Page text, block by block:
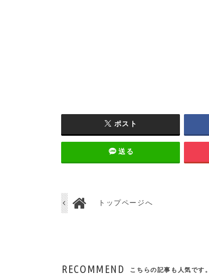
ポスト
送る
トップページへ
RECOMMEND こちらの記事も人気です。